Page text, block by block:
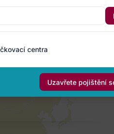
centra
Uzavřete pojištění